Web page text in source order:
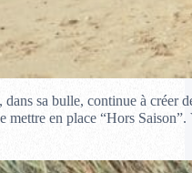
sa bulle, continue à créer
mettre en place “Hors